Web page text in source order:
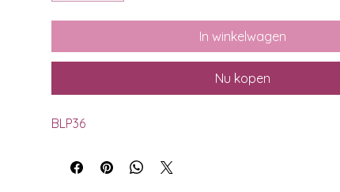
In winkelwagen
Nu kopen
BLP36